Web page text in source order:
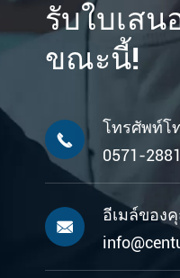
รับใบเส
ขณะนี้!

โทรศัพท์โ
0571-

อีเมล์ของ